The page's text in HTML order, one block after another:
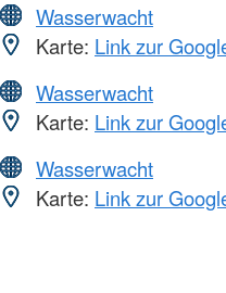
Wasserwacht
Karte: Link zur
Wasserwacht
Karte: Link zur
Wasserwacht
Karte: Link zur